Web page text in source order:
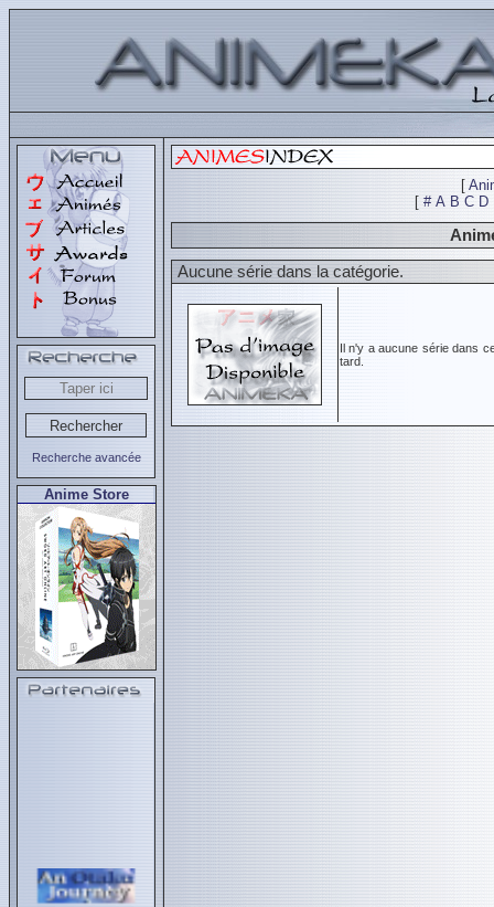
Recherche avancée
Anime Store
[
[ # A B C D
Aucune série dans la catégorie.
Il n'y a aucune série dans
tard.